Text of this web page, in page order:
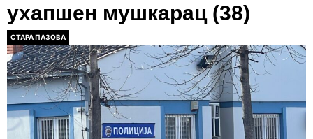
ухапшен мушкарац (38)
СТАРА ПАЗОВА